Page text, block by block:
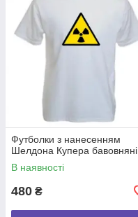
Футболки з нанесенням
Шелдона Купера бавовняні
В наявності
480 ₴